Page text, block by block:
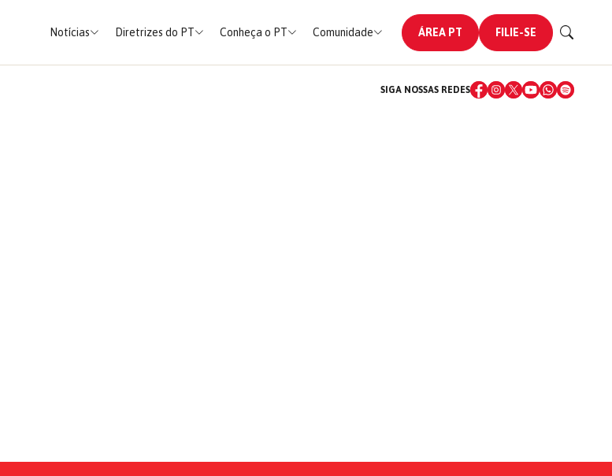
Notícias Diretrizes do PT Conheça o PT Comunidade ÁREA PT FILIE-SE
SIGA NOSSAS REDES